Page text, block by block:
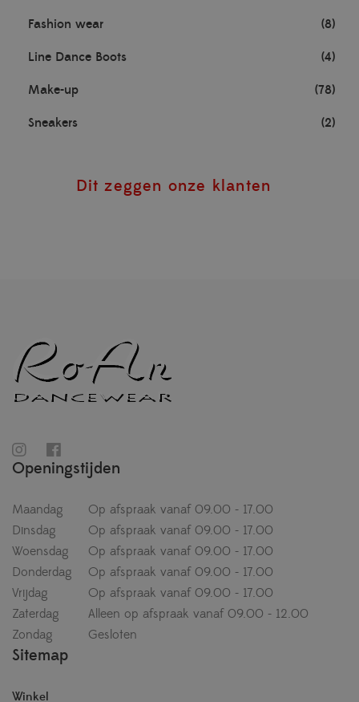
Fashion wear (8)
Line Dance Boots (4)
Make-up (78)
Sneakers (2)
Dit zeggen onze klanten
Openingstijden
Maandag
Op afspraak vanaf 09.00 - 17.00
Dinsdag
Op afspraak vanaf 09.00 - 17.00
Woensdag
Op afspraak vanaf 09.00 - 17.00
Donderdag
Op afspraak vanaf 09.00 - 17.00
Vrijdag
Op afspraak vanaf 09.00 - 17.00
Zaterdag
Alleen op afspraak vanaf 09.00 - 12.00
Zondag
Gesloten
Sitemap
Winkel